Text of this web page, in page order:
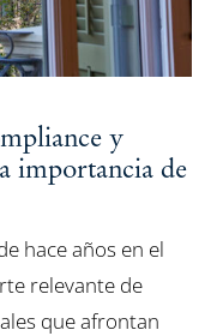
y
importancia de
hace años en el
relevante de
que afrontan